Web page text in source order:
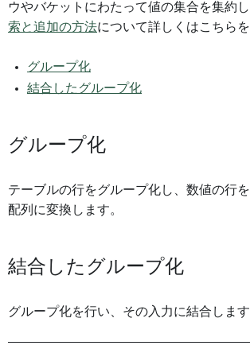
ウやバケットにわたって値の集合を集約
索と追加の方法について詳しくはこちら
グループ化
結合したグループ化
グループ化
テーブルの行をグループ化し、数値の行
配列に変換します。
結合したグループ化
グループ化を行い、その入力に結合します